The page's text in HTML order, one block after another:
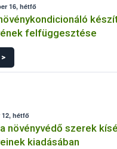
16, hétfő
felfüggesztése
12, hétfő
növényvédő szerek
kiadásában